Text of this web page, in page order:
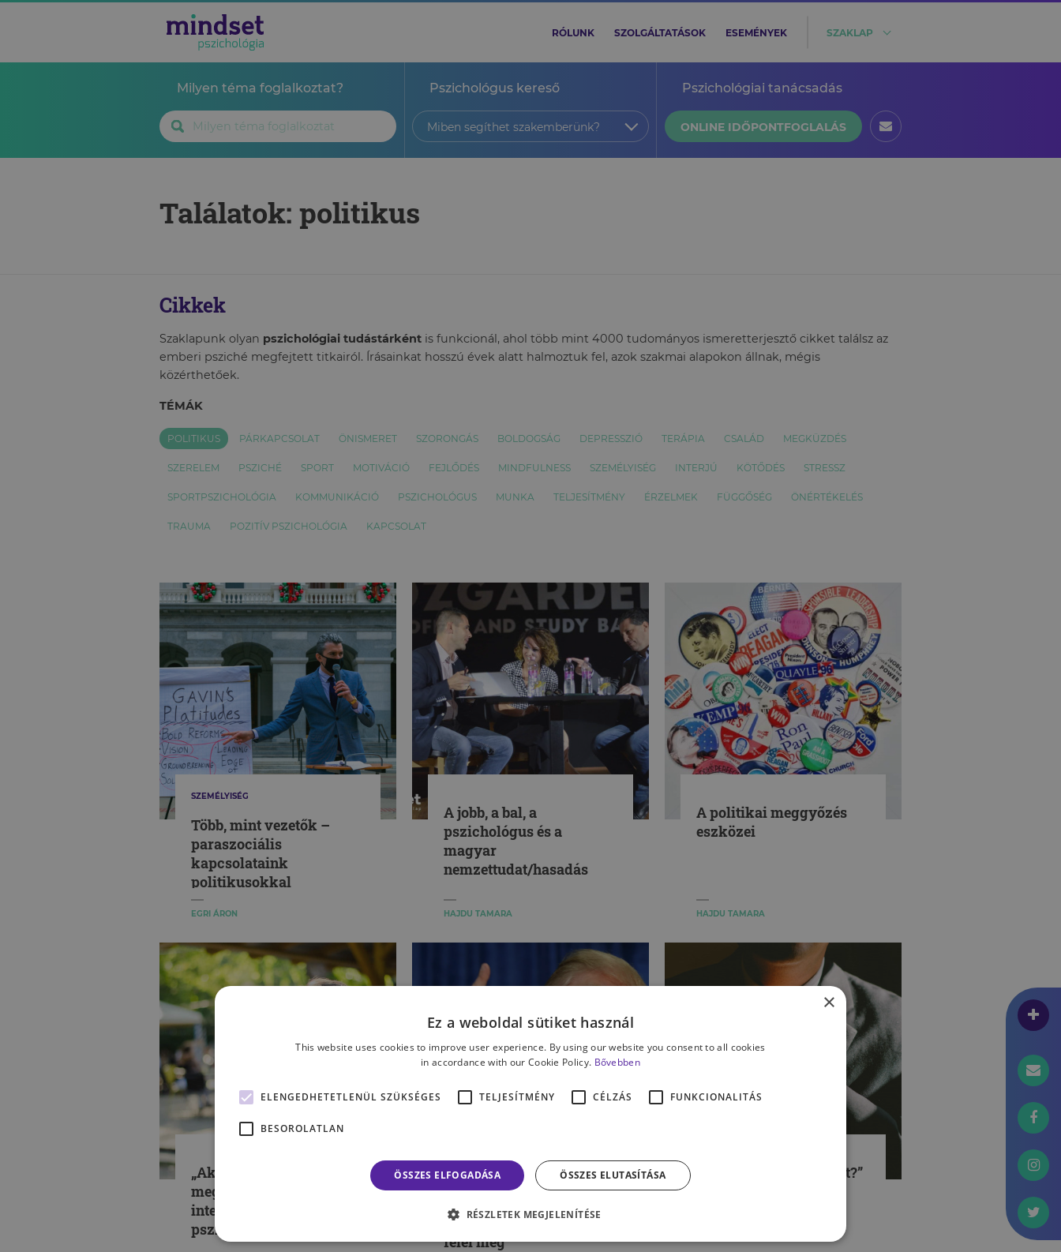
RÓLUNK SZOLGÁLTATÁSOK ESEMÉNYEK SZAKLAP
Milyen téma foglalkoztat? Pszichológus kereső
Miben segíthet szakemberünk?
Pszichológiai tanácsadás
ONLINE IDŐPONTFOGLALÁS
Találatok: politikus
Cikkek
Szaklapunk olyan pszichológiai tudástárként is funkcionál, ahol több mint 4000 tudományos ismeretterjesztő cikket találsz az
emberi psziché megfejtett titkairól. Írásainkat hosszú évek alatt halmoztuk fel, azok szakmai alapokon állnak, mégis
közérthetőek.
TÉMÁK
POLITIKUS PÁRKAPCSOLAT ÖNISMERET SZORONGÁS BOLDOGSÁG DEPRESSZIÓ TERÁPIA CSALÁD MEGKÜZDÉS
SZERELEM PSZICHÉ SPORT MOTIVÁCIÓ FEJLŐDÉS MINDFULNESS SZEMÉLYISÉG INTERJÚ KÖTŐDÉS STRESSZ
SPORTPSZICHOLÓGIA KOMMUNIKÁCIÓ PSZICHOLÓGUS MUNKA TELJESÍTMÉNY ÉRZELMEK FÜGGŐSÉG ÖNÉRTÉKELÉS
TRAUMA POZITÍV PSZICHOLÓGIA KAPCSOLAT
SZEMÉLYISÉG
Több, mint vezetők –
paraszociális
kapcsolataink
politikusokkal
EGRI ÁRON
A jobb, a bal, a
pszichológus és a
magyar
nemzettudat/hasadás
HAJDU TAMARA
A politikai meggyőzés
eszközei
HAJDU TAMARA
„Aki politikus akart lenni,
megcsinálták annak” –
interjú Kisházy Gergely
pszichológussal
A pszichológia szerint
Donald Trump egy
négyéves gyermeknek
felel meg
„Melyik politikus őrült?”
×
Ez a weboldal sütiket használ
This website uses cookies to improve user experience. By using our website you consent to all cookies
in accordance with our Cookie Policy. Bővebben
ELENGEDHETETLENÜL SZÜKSÉGES TELJESÍTMÉNY CÉLZÁS FUNKCIONALITÁS
BESOROLATLAN
ÖSSZES ELFOGADÁSA ÖSSZES ELUTASÍTÁSA
RÉSZLETEK MEGJELENÍTÉSE